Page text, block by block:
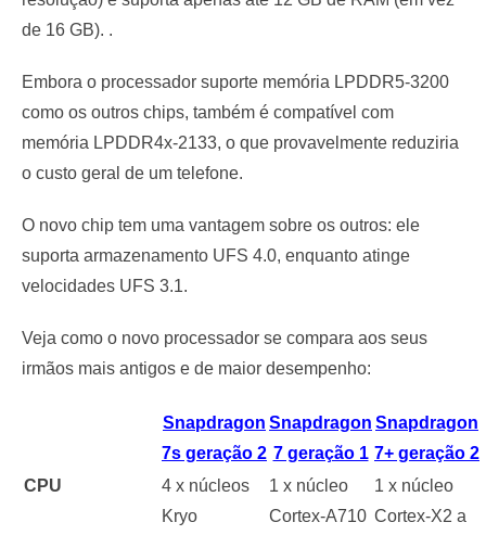
de 16 GB). .
Embora o processador suporte memória LPDDR5-3200
como os outros chips, também é compatível com
memória LPDDR4x-2133, o que provavelmente reduziria
o custo geral de um telefone.
O novo chip tem uma vantagem sobre os outros: ele
suporta armazenamento UFS 4.0, enquanto atinge
velocidades UFS 3.1.
Veja como o novo processador se compara aos seus
irmãos mais antigos e de maior desempenho:
Snapdragon
7s geração 2
Snapdragon
7 geração 1
Snapdragon
7+ geração 2
CPU
4 x núcleos
Kryo
1 x núcleo
Cortex-A710
1 x núcleo
Cortex-X2 a